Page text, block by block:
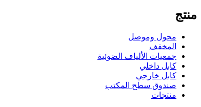
منتج
محول وموصل
المخفف
جمعيات الألياف الضوئية
كابل داخلي
كابل خارجي
صندوق سطح المكتب
منتجات